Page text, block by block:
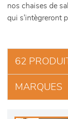
nos chaises de
qui s'intègreront
62
MARQUES